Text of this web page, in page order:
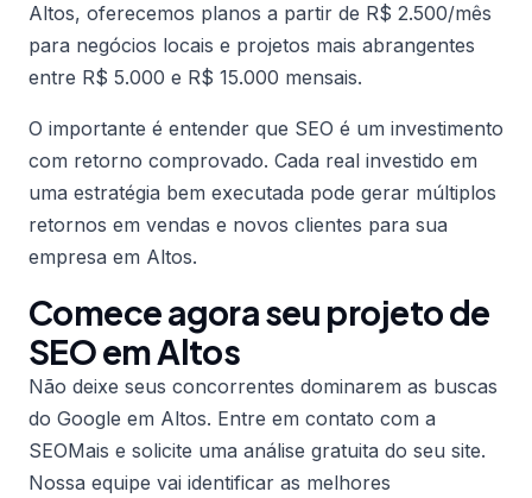
Altos, oferecemos planos a partir de R$ 2.500/mês
para negócios locais e projetos mais abrangentes
entre R$ 5.000 e R$ 15.000 mensais.
O importante é entender que SEO é um investimento
com retorno comprovado. Cada real investido em
uma estratégia bem executada pode gerar múltiplos
retornos em vendas e novos clientes para sua
empresa em Altos.
Comece agora seu projeto de
SEO em Altos
Não deixe seus concorrentes dominarem as buscas
do Google em Altos. Entre em contato com a
SEOMais e solicite uma análise gratuita do seu site.
Nossa equipe vai identificar as melhores